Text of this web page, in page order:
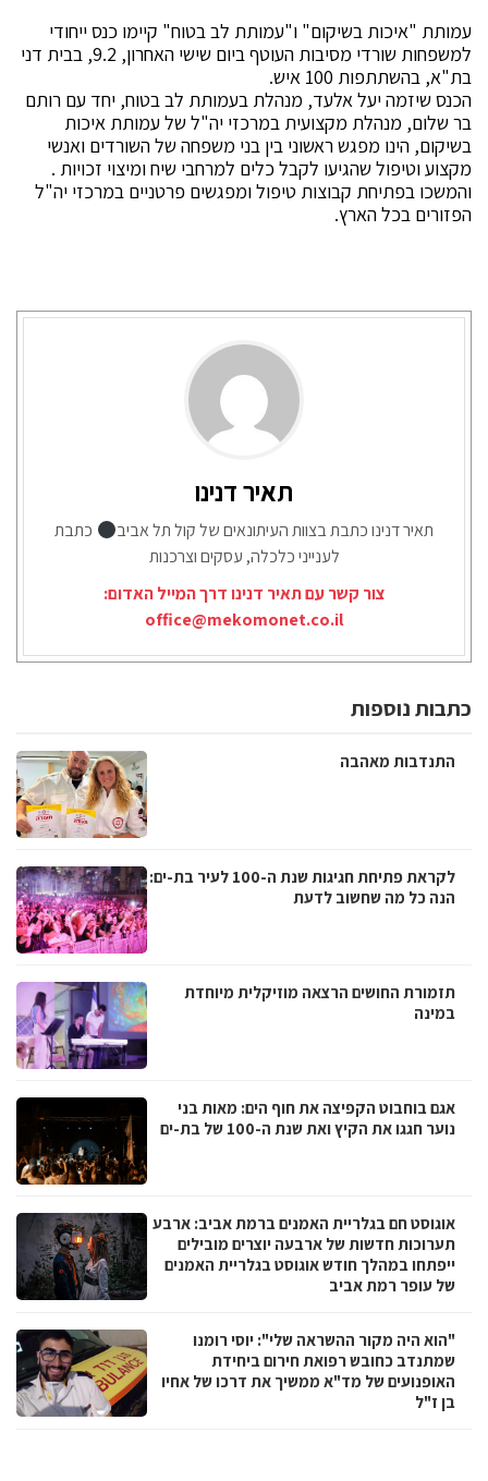
עמותת "איכות בשיקום" ו"עמותת לב בטוח" קיימו כנס ייחודי
למשפחות שורדי מסיבות העוטף ביום שישי האחרון, 9.2, בבית דני
בת"א, בהשתתפות 100 איש.
הכנס שיזמה יעל אלעד, מנהלת בעמותת לב בטוח, יחד עם רותם
בר שלום, מנהלת מקצועית במרכזי יה"ל של עמותת איכות
בשיקום, הינו מפגש ראשוני בין בני משפחה של השורדים ואנשי
מקצוע וטיפול שהגיעו לקבל כלים למרחבי שיח ומיצוי זכויות .
והמשכו בפתיחת קבוצות טיפול ומפגשים פרטניים במרכזי יה"ל
הפזורים בכל הארץ.
תאיר דנינו
תאיר דנינו כתבת בצוות העיתונאים של קול תל אביב
כתבת
לענייני כלכלה, עסקים וצרכנות
צור קשר עם תאיר דנינו דרך המייל האדום:
office@mekomonet.co.il
כתבות נוספות
התנדבות מאהבה
לקראת פתיחת חגיגות שנת ה-100 לעיר בת-ים:
הנה כל מה שחשוב לדעת
תזמורת החושים הרצאה מוזיקלית מיוחדת
במינה
אגם בוחבוט הקפיצה את חוף הים: מאות בני
נוער חגגו את הקיץ ואת שנת ה-100 של בת-ים
אוגוסט חם בגלריית האמנים ברמת אביב: ארבע
תערוכות חדשות של ארבעה יוצרים מובילים
ייפתחו במהלך חודש אוגוסט בגלריית האמנים
של עופר רמת אביב
"הוא היה מקור ההשראה שלי": יוסי רומנו
שמתנדב כחובש רפואת חירום ביחידת
האופנועים של מד"א ממשיך את דרכו של אחיו
בן ז"ל